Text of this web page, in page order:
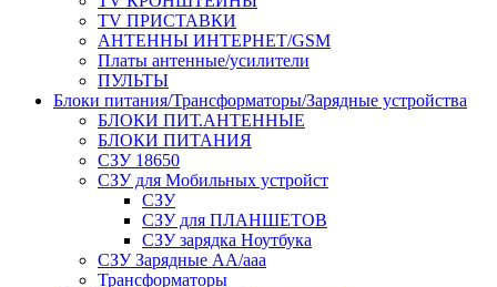
TV ПРИСТАВКИ
АНТЕННЫ ИНТЕРНЕТ/GSM
Платы антенные/усилители
ПУЛЬТЫ
Блоки питания/Трансформаторы/Зарядные устройства
БЛОКИ ПИТ.АНТЕННЫЕ
БЛОКИ ПИТАНИЯ
СЗУ 18650
СЗУ для Мобильных устройст
СЗУ
СЗУ для ПЛАНШЕТОВ
СЗУ зарядка Ноутбука
СЗУ Зарядные АА/ааа
Трансформаторы